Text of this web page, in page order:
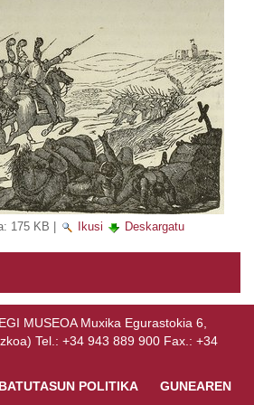
175 KB Ikusi Deskargatu
MUSEOA Muxika Egurastokia 6,
Tel.: +34 943 889 900 Fax.: +34
POLITIKA
GUNEAREN